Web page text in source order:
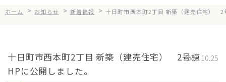
会社案内
健康経営
ホーム > お知らせ > 新着情報 > 十日町市西本町2丁目 新築（建売住宅）
十日町市西本町2丁目 新築（建売住宅） 2号棟
HPに公開しました。
2025.10.25